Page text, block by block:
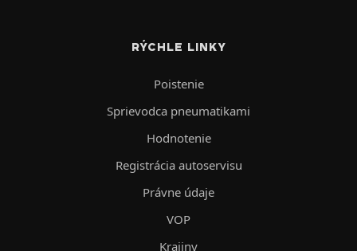
RÝCHLE LINKY
Poistenie
Sprievodca pneumatikami
Hodnotenie
Registrácia autoservisu
Právne údaje
VOP
Krajiny